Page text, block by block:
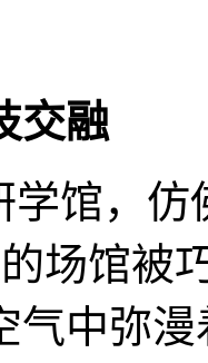
交融
学馆，
场馆被
气中弥